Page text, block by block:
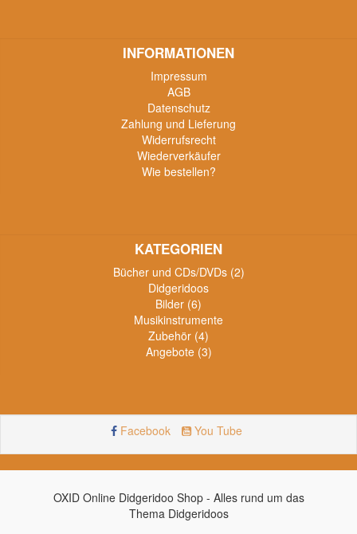
INFORMATIONEN
Impressum
AGB
Datenschutz
Zahlung und Lieferung
Widerrufsrecht
Wiederverkäufer
Wie bestellen?
KATEGORIEN
Bücher und CDs/DVDs (2)
Didgeridoos
Bilder (6)
Musikinstrumente
Zubehör (4)
Angebote (3)
Facebook You Tube
OXID Online Didgeridoo Shop - Alles rund um das
Thema Didgeridoos